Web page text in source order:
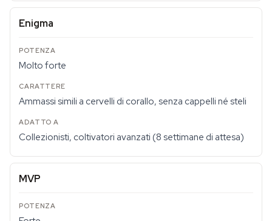
Enigma
Molto forte
Ammassi simili a cervelli di corallo, senza cappelli né steli
Collezionisti, coltivatori avanzati (8 settimane di attesa)
MVP